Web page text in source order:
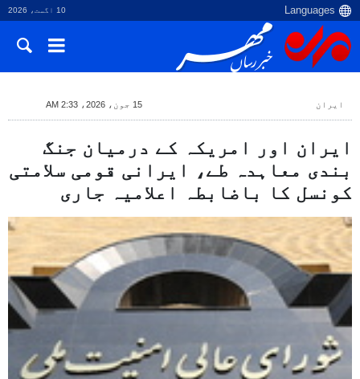
10 اگست، 2026
ایران 15 جون، 2026، 2:33 AM
ایران اور امریکہ کے درمیان جنگ
بندی معاہدہ طے، ایرانی قومی سلامتی
کونسل کا باضابطہ اعلامیہ جاری